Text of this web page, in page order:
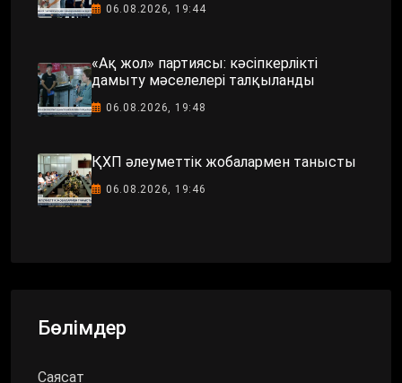
06.08.2026, 19:44
«Ақ жол» партиясы: кәсіпкерлікті
дамыту мәселелері талқыланды
06.08.2026, 19:48
ҚХП әлеуметтік жобалармен танысты
06.08.2026, 19:46
Бөлімдер
Саясат